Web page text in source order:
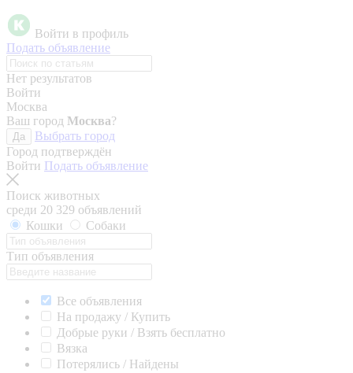
Войти в профиль
Подать объявление
Нет результатов
Войти
Москва
Ваш город Москва?
Да
Выбрать город
Город подтверждён
Войти Подать объявление
Поиск животных
среди 20 329 объявлений
Кошки
Собаки
Тип объявления
Все объявления
На продажу / Купить
Добрые руки / Взять бесплатно
Вязка
Потерялись / Найдены